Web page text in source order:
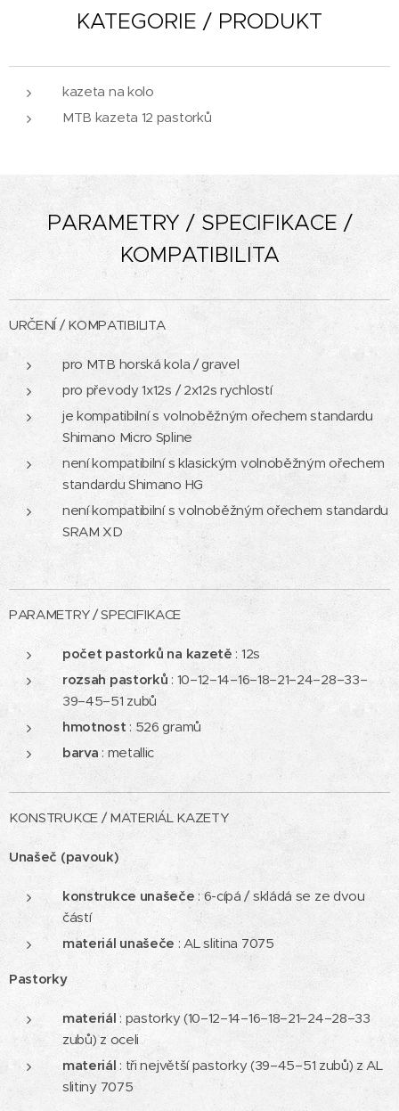
KATEGORIE / PRODUKT
kazeta na kolo
MTB kazeta 12 pastorků
PARAMETRY / SPECIFIKACE /
KOMPATIBILITA
URČENÍ / KOMPATIBILITA
pro MTB horská kola / gravel
pro převody 1x12s / 2x12s rychlostí
je kompatibilní s volnoběžným ořechem standardu
Shimano Micro Spline
není kompatibilní s klasickým volnoběžným ořechem
standardu Shimano HG
není kompatibilní s volnoběžným ořechem standardu
SRAM XD
PARAMETRY / SPECIFIKACE
počet pastorků na kazetě : 12s
rozsah pastorků : 10–12–14–16–18–21–24–28–33–
39–45–51 zubů
hmotnost : 526 gramů
barva : metallic
KONSTRUKCE / MATERIÁL KAZETY
Unašeč (pavouk)
konstrukce unašeče : 6-cípá / skládá se ze dvou
částí
materiál unašeče: AL slitina 7075
Pastorky
materiál: pastorky (10–12–14–16–18–21–24–28–33
zubů) z oceli
materiál: tři největší pastorky (39–45–51 zubů) z AL
slitiny 7075